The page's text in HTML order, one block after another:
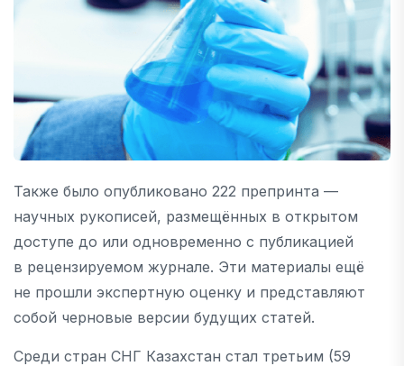
Также было опубликовано 222 препринта —
научных рукописей, размещённых в открытом
доступе до или одновременно с публикацией
в рецензируемом журнале. Эти материалы ещё
не прошли экспертную оценку и представляют
собой черновые версии будущих статей.
Среди стран СНГ Казахстан стал третьим (59